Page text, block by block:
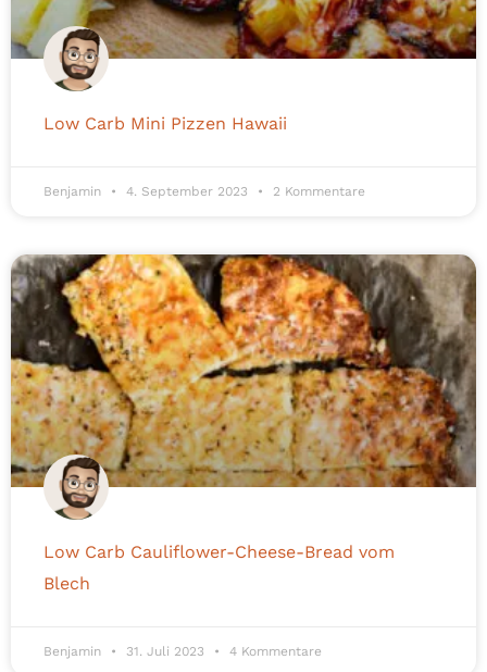
Low Carb Mini Pizzen Hawaii
Benjamin 4. September 2023 2 Kommentare
Low Carb Cauliflower-Cheese-Bread vom
Blech
Benjamin 31. Juli 2023 4 Kommentare